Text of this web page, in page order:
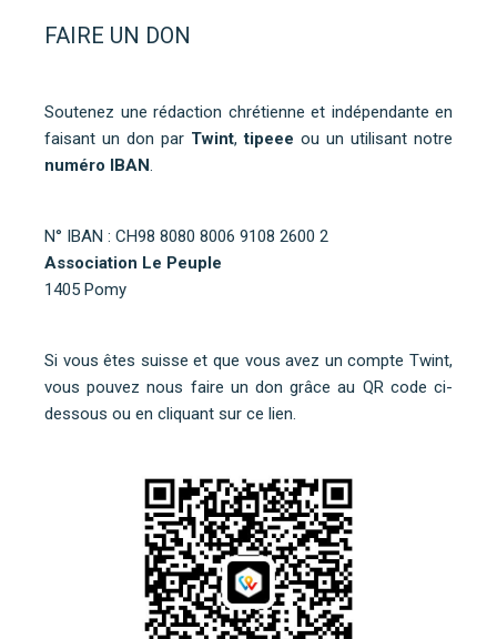
FAIRE UN DON
Soutenez une rédaction chrétienne et indépendante en
faisant un don par Twint,tipeee ou un utilisant notre
numéro IBAN.
N° IBAN : CH98 8080 8006 9108 2600 2
Association Le Peuple
1405 Pomy
Si vous êtes suisse et que vous avez un compte Twint,
vous pouvez nous faire un don grâce au QR code ci-
dessous ou en cliquant sur ce lien.